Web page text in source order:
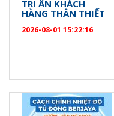
TRI ÂN KHÁCH
HÀNG THÂN THIẾT
2026-08-01 15:22:16